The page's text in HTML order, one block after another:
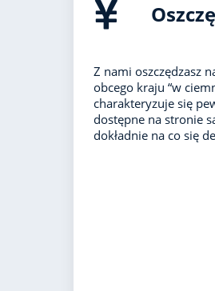
Z nami oszczędzasz
obcego kraju “w
charakteryzuje się
dostępne na stronie
dokładnie na co się